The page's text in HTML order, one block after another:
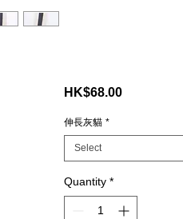
HK$68.00Price
伸長灰貓 *
Select
Quantity *